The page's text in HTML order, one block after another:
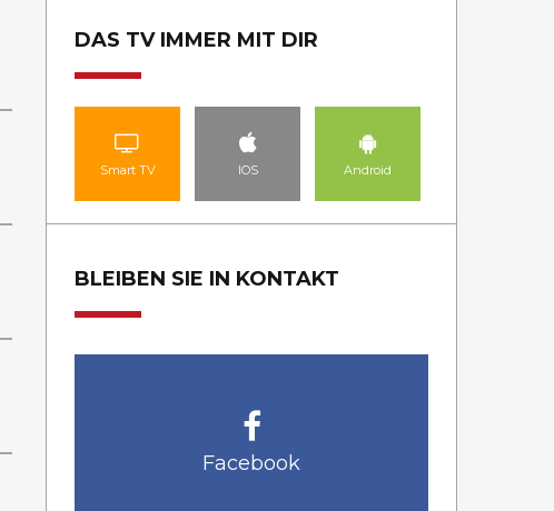
DAS TV IMMER MIT DIR
Smart TV IOS Android
BLEIBEN SIE IN KONTAKT
Facebook